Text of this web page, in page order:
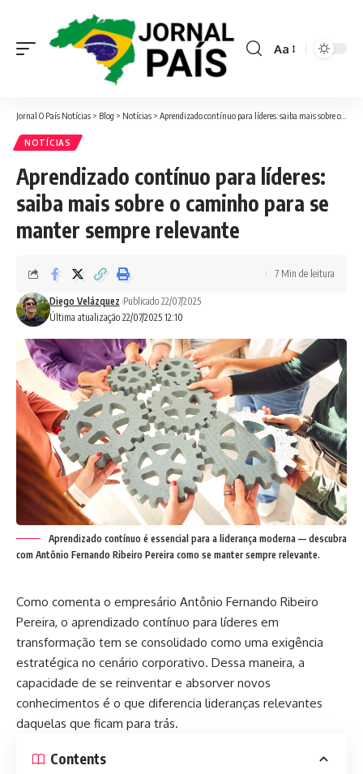
Font
Aa
Jornal O País Notícias > Blog > Notícias > Aprendizado contínuo para líderes: saiba mais sobre o caminho para se manter sempre relevante
NOTÍCIAS
Aprendizado contínuo para líderes:
saiba mais sobre o caminho para se
manter sempre relevante
Última atualização 22/07/2025 12:10
Diego Velázquez Publicado 22/07/2025
7 Min de leitura
Aprendizado contínuo é essencial para a liderança moderna — descubra
com Antônio Fernando Ribeiro Pereira como se manter sempre relevante.
Como comenta o empresário Antônio Fernando Ribeiro
Pereira, o aprendizado contínuo para líderes em
transformação tem se consolidado como uma exigência
estratégica no cenário corporativo. Dessa maneira, a
capacidade de se reinventar e absorver novos
conhecimentos é o que diferencia lideranças relevantes
daquelas que ficam para trás.
Contents